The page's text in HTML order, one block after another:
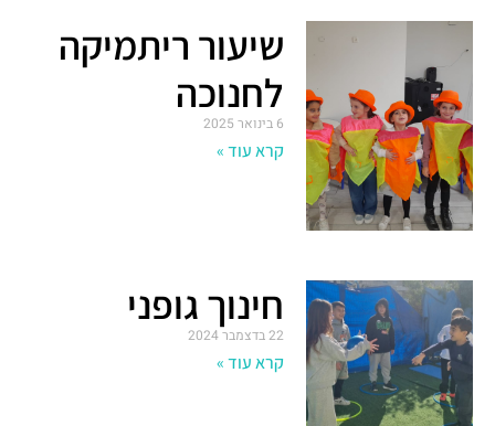
שיעור ריתמיקה
לחנוכה
6 בינואר 2025
קרא עוד »
חינוך גופני
22 בדצמבר 2024
קרא עוד »